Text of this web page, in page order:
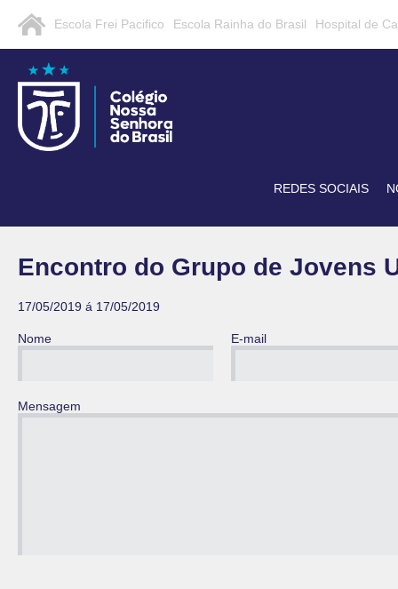
Escola Frei Pacifico Escola Rainha do Brasil Hospital de
REDES SOCIAIS
Encontro do Grupo de Jovens
17/05/2019 á 17/05/2019
Nome E-mail
Mensagem